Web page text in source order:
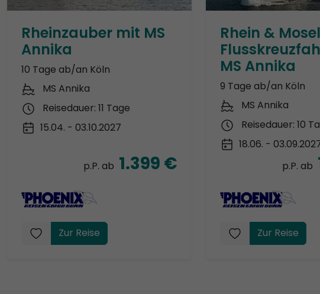
Rheinzauber mit MS
Annika
10 Tage ab/an Köln
MS Annika
Reisedauer: 11 Tage
15.04. - 03.10.2027
p.P. ab 1.399 €
Zur Reise
Rhein & Mosel
MS Annika
9 Tage ab/an Köln
MS Annika
Reisedauer: 10
18.06. -
p.P. ab
Zur Reise